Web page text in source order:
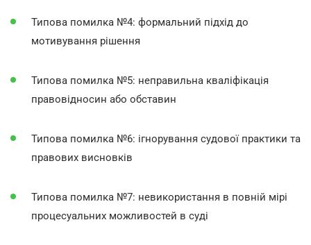
Типова помилка №4: формальний підхід до
мотивування рішення
Типова помилка №5: неправильна кваліфікація
правовідносин або обставин
Типова помилка №6: ігнорування судової практики та
правових висновків
Типова помилка №7: невикористання в повній мірі
процесуальних можливостей в суді